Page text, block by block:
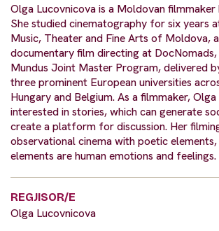
Olga Lucovnicova is a Moldovan filmmaker
She studied cinematography for six years
Music, Theater and Fine Arts of Moldova,
documentary film directing at DocNomads,
Mundus Joint Master Program, delivered
three prominent European universities
Hungary and Belgium. As a filmmaker,
interested in stories, which can generate
create a platform for discussion. Her
observational cinema with poetic
elements are human emotions and feelings.
REGJISOR/E
Olga Lucovnicova